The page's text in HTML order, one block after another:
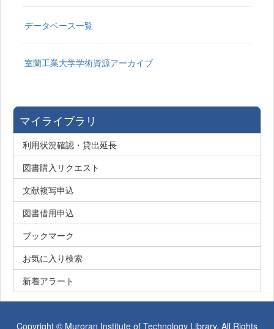
データベース一覧
室蘭工業大学学術資源アーカイブ
マイライブラリ
利用状況確認・貸出延長
図書購入リクエスト
文献複写申込
図書借用申込
ブックマーク
お気に入り検索
新着アラート
Copyright © Muroran Institute of Technology Library. All Rights